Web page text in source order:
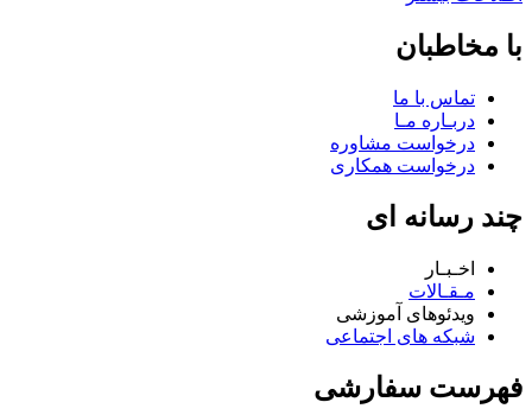
با مخاطبان
تماس با ما
دربـاره مـا
درخواست مشاوره
درخواست همکاری
چند رسانه ای
اخـبـار
مـقـالات
ویدئوهای آموزشی
شبکه های اجتماعی
فهرست سفارشی